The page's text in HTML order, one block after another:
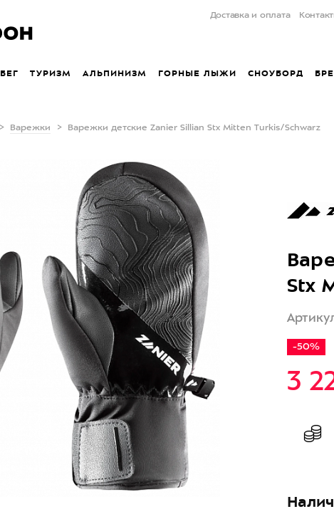
Доставка и оплата
БЕГ ТУРИЗМ АЛЬПИНИЗМ ГОРНЫЕ ЛЫЖИ СНОУБОРД
Варежки Варежки детские Zanier Sillian Stx Mitten Turkis/Schwarz
Stx
-50%
3